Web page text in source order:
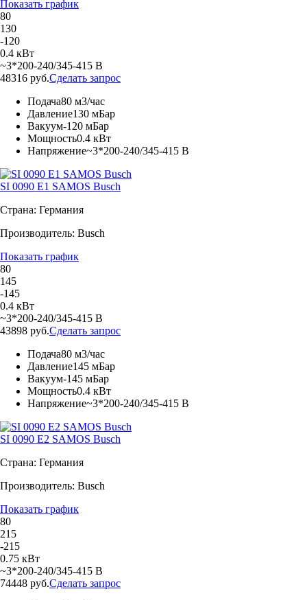
Показать график
80
130
-120
0.4 кВт
~3*200-240/345-415 В
48316 руб.Сделать запрос
Подача80 м3/час
Давление130 мБар
Вакуум-120 мБар
Мощность0.4 кВт
Напряжение~3*200-240/345-415 В
SI 0090 E1 SAMOS Busch
Страна: Германия
Производитель: Busch
Показать график
80
145
-145
0.4 кВт
~3*200-240/345-415 В
43898 руб.Сделать запрос
Подача80 м3/час
Давление145 мБар
Вакуум-145 мБар
Мощность0.4 кВт
Напряжение~3*200-240/345-415 В
SI 0090 E2 SAMOS Busch
Страна: Германия
Производитель: Busch
Показать график
80
215
-215
0.75 кВт
~3*200-240/345-415 В
74448 руб.Сделать запрос